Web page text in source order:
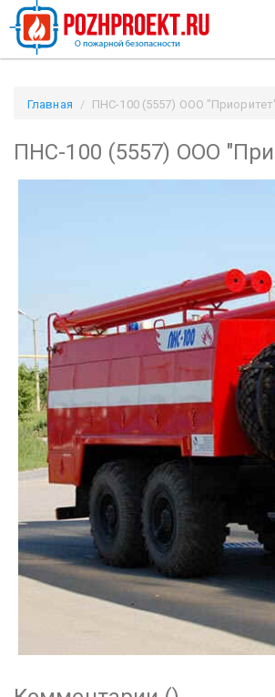
Главная ПНС-100 (5557) ООО
ПНС-100 (5557) ООО